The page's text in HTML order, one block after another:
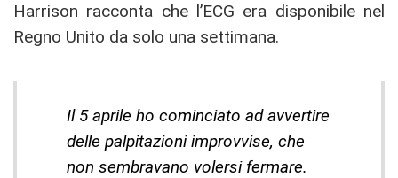
Harrison racconta che l’ECG era disponibile nel
Regno Unito da solo una settimana.
Il 5 aprile ho cominciato ad avvertire
delle palpitazioni improvvise, che
non sembravano volersi fermare.